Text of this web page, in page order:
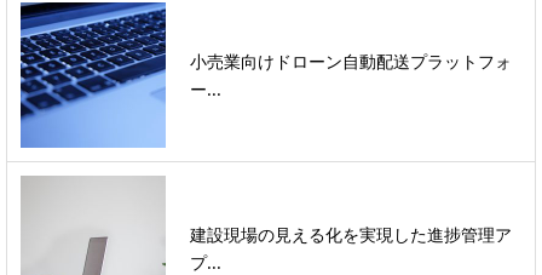
小売業向けドローン自動配送プラットフォ
ー...
建設現場の見える化を実現した進捗管理ア
プ...